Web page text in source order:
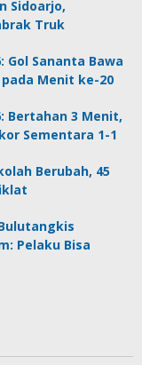
Sidoarjo,
Truk
Gol Sananta Bawa
Menit ke-20
Bertahan 3 Menit,
Sementara 1-1
Berubah, 45
Pelaku Bisa